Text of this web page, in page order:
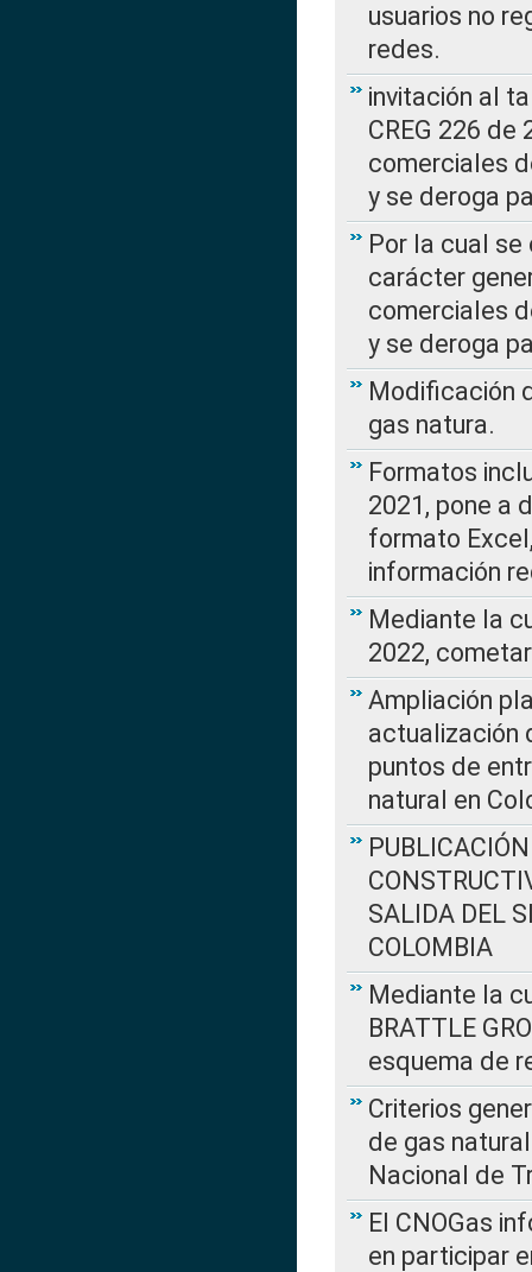
usuarios no
redes.
invitación al
CREG 226
comerciales
y se deroga
Por la cual
carácter
comerciales
y se deroga
Modificación
gas natura.
Formatos
2021, pone a
formato
información
Mediante la
2022,
Ampliación
actualización
puntos de
natural en
SALIDA DEL
COLOMBIA
Mediante la
BRATTLE
esquema de
Criterios
de gas
Nacional de
El CNOGas
en participar